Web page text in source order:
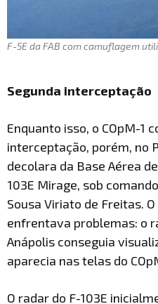
F-5E da FAB com camuflagem
Segunda interceptação
Enquanto isso, o COpM-1
interceptação, porém, no
decolara da Base Aérea
103E Mirage, sob
Sousa Viriato de Freitas.
enfrentava problemas: o
Anápolis conseguia
aparecia nas telas do
O radar do F-103E